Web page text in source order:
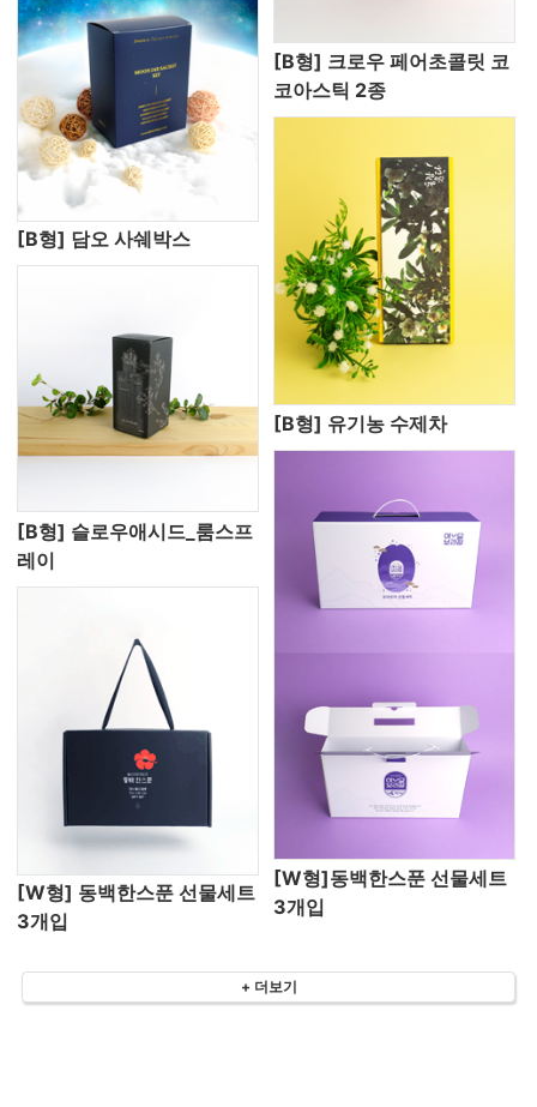
[B형] 담오 사쉐박스
[B형] 크로우 페어초콜릿 코
코아스틱 2종
[B형] 슬로우애시드_룸스프
레이
[B형] 유기농 수제차
[W형] 동백한스푼 선물세트
3개입
[W형]동백한스푼 선물세트
3개입
+ 더보기